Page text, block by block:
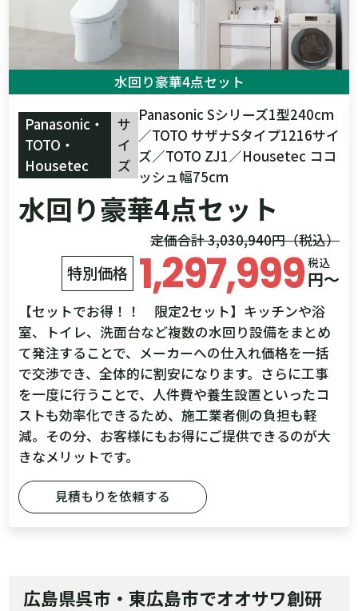
水回り豪華4点セット
Panasonic・
TOTO・
Housetec
サ
イ
ズ
Panasonic Sシリーズ1型240cm
／TOTO サザナSタイプ1216サイ
ズ／TOTO ZJ1／Housetec ココ
ッシュ幅75cm
水回り豪華4点セット
定価合計 3,030,940円（税込）
特別価格 1,297,999円～
税込
【セットでお得！！ 限定2セット】キッチンや浴
室、トイレ、洗面台など複数の水回り設備をまとめ
て発注することで、メーカーへの仕入れ価格を一括
で交渉でき、全体的に割安になります。さらに工事
を一度に行うことで、人件費や養生設置といったコ
ストも効率化できるため、施工業者側の負担も軽
減。その分、お客様にもお得にご提供できるのが大
きなメリットです。
見積もりを依頼する
広島県呉市・東広島市でオオサワ創研